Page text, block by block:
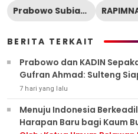
Prabowo Subianto
BERITA TERKAIT
Prabowo dan KADIN
Gufran Ahmad: Sulteng
7 hari yang lalu
Menuju Indonesia
Harapan Baru bagi Kaum